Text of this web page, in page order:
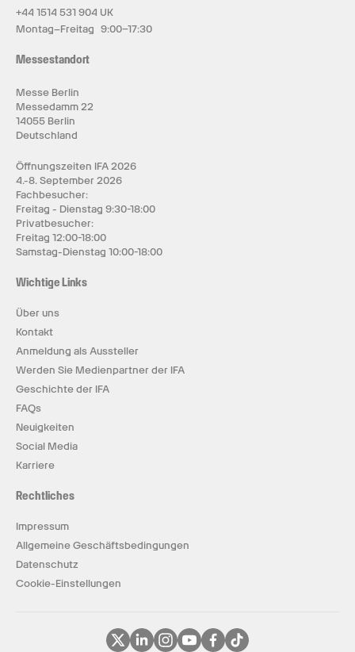
+44 1514 531 904 UK
Montag–Freitag 9:00–17:30
Messestandort
Messe Berlin
Messedamm 22
14055 Berlin
Deutschland
Öffnungszeiten IFA 2026
4.-8. September 2026
Fachbesucher:
Freitag - Dienstag 9:30-18:00
Privatbesucher:
Freitag 12:00-18:00
Samstag-Dienstag 10:00-18:00
Wichtige Links
Über uns
Kontakt
Anmeldung als Aussteller
Werden Sie Medienpartner der IFA
Geschichte der IFA
FAQs
Neuigkeiten
Social Media
Karriere
Rechtliches
Impressum
Allgemeine Geschäftsbedingungen
Datenschutz
Cookie-Einstellungen